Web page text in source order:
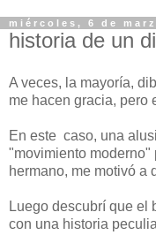
miércoles, 6 de
historia de un
A veces, la mayoría,
me hacen gracia, pero
En este caso, una
"movimiento moderno"
hermano, me motivó a
Luego descubrí que el
con una historia